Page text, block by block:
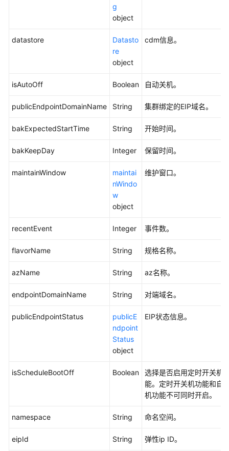
DeleteCluster
查
所
可
询
版
-
g
object
datastore
Datasto
re
object
cdm信息。
isAutoOff Boolean 自动关机。
publicEndpointDomainName String 集群绑定的EIP域名。
bakExpectedStartTime String 开始时间。
bakKeepDay Integer 保留时间。
maintainWindow
maintai
nWindo
w
object
维护窗口。
recentEvent Integer 事件数。
flavorName String 规格名称。
azName String az名称。
endpointDomainName String 对端域名。
publicEndpointStatus
publicE
ndpoint
Status
object
EIP状态信息。
isScheduleBootOff Boolean
选择是否启用定时开关机
能。定时开关机功能和自
机功能不可同时开启。
namespace String 命名空间。
eipId String 弹性ip ID。